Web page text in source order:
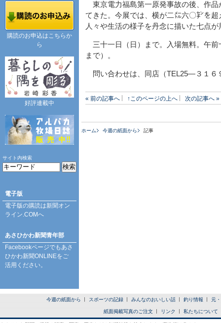
東京電力福島第一原発事故の後、作品
てきた。今展では、横が二㍍六〇㌢を
人々や生活の様子を丹念に描いた七点
三十一日（日）まで。入場無料。午前
まで）。
問い合わせは、同店（TEL25―３１６
« 前の記事へ ↑このページの上へ 次の記事へ »
ホーム 今週の紙面から 記事
購読のお申込はこちらか
ら
好評連載中
サイト内検索
電子版
電子版の購読は新聞オン
ライン.COMへ
あさひかわ新聞青年部
Facebookページでもあさ
ひかわ新聞ONLINEをご
活用ください。
今週の紙面から スポーツの記録 みんなのおいしい話 釣り情報 元
紙面掲載写真のご注文 リンク 私たちについて